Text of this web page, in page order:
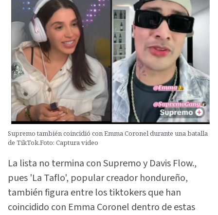
Supremo también coincidió con Emma Coronel durante una batalla
de TikTok.Foto: Captura video
La lista no termina con Supremo y Davis Flow.,
pues 'La Taflo', popular creador hondureño,
también figura entre los tiktokers que han
coincidido con Emma Coronel dentro de estas